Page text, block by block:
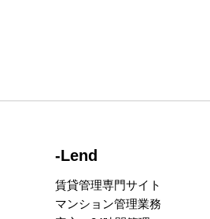
-Lend
賃貸管理専門サイト
マンション管理業務